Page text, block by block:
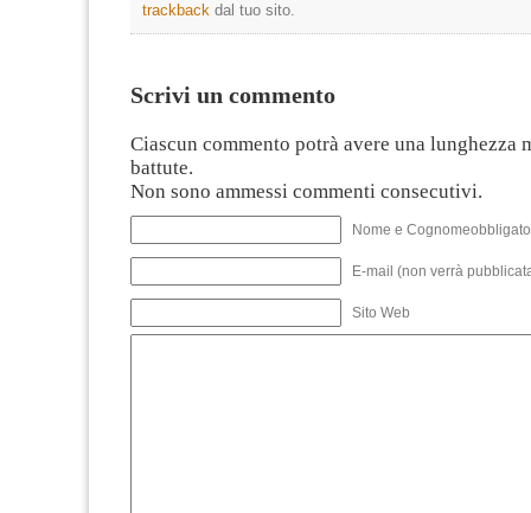
trackback dal tuo sito.
Scrivi un commento
Ciascun commento potrà avere una lunghezza
battute.
Non sono ammessi commenti consecutivi.
Nome e
E-mail (non verrà
Sito Web